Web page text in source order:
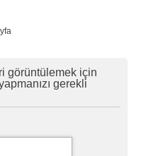
görüntülemek için
gerekli